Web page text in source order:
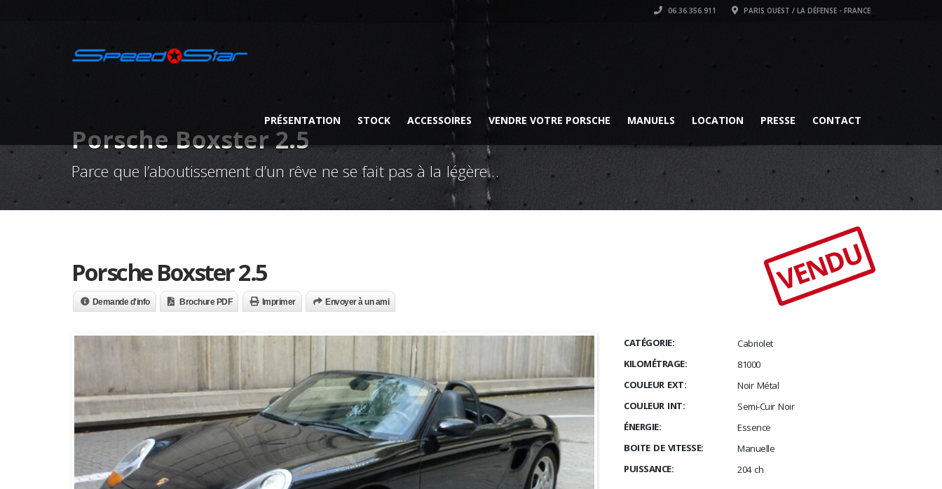
06.36.356.911 PARIS OUEST / LA DÉFENSE - FRANCE
PRÉSENTATION STOCK ACCESSOIRES VENDRE VOTRE PORSCHE MANUELS LOCATION PRESSE CONTACT
Porsche Boxster 2.5
Parce que l’aboutissement d’un rêve ne se fait pas à la légère…
Porsche Boxster 2.5 VENDU
Demande d'info Brochure PDF Imprimer Envoyer à un ami
CATÉGORIE:
Cabriolet
KILOMÉTRAGE:
81000
COULEUR EXT:
Noir Métal
COULEUR INT:
Semi-Cuir Noir
ÉNERGIE:
Essence
BOITE DE VITESSE:
Manuelle
PUISSANCE:
204 ch